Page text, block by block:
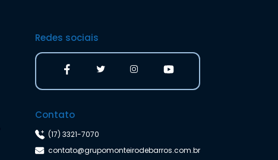
Redes sociais
Contato
(17) 3321-7070
contato@grupomonteirodebarros.com.br